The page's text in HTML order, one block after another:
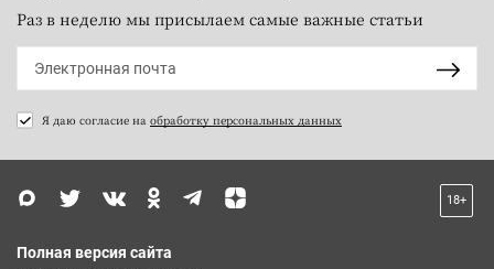
Раз в неделю мы присылаем самые важные статьи
Я даю согласие на обработку персональных данных
18+
Полная версия сайта